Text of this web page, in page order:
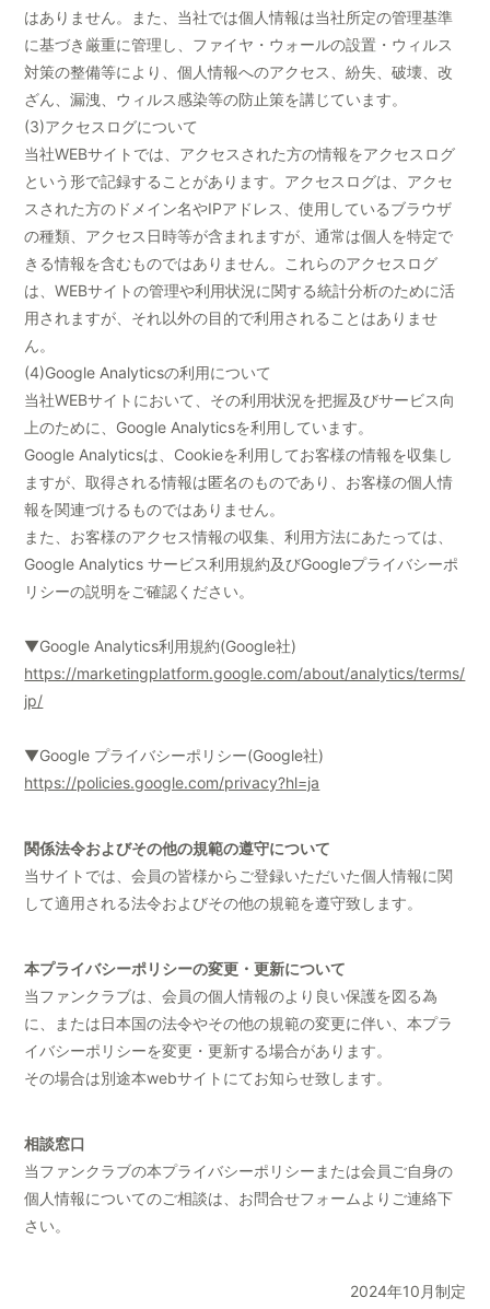
はありません。また、当社では個人情報は当社所定の管理基準
に基づき厳重に管理し、ファイヤ・ウォールの設置・ウィルス
対策の整備等により、個人情報へのアクセス、紛失、破壊、改
ざん、漏洩、ウィルス感染等の防止策を講じています。
(3)アクセスログについて
当社WEBサイトでは、アクセスされた方の情報をアクセスログ
という形で記録することがあります。アクセスログは、アクセ
スされた方のドメイン名やIPアドレス、使用しているブラウザ
の種類、アクセス日時等が含まれますが、通常は個人を特定で
きる情報を含むものではありません。これらのアクセスログ
は、WEBサイトの管理や利用状況に関する統計分析のために活
用されますが、それ以外の目的で利用されることはありませ
ん。
(4)Google Analyticsの利用について
当社WEBサイトにおいて、その利用状況を把握及びサービス向
上のために、Google Analyticsを利用しています。
Google Analyticsは、Cookieを利用してお客様の情報を収集し
ますが、取得される情報は匿名のものであり、お客様の個人情
報を関連づけるものではありません。
また、お客様のアクセス情報の収集、利用方法にあたっては、
Google Analytics サービス利用規約及びGoogleプライバシーポ
リシーの説明をご確認ください。
▼Google Analytics利用規約(Google社)
https://marketingplatform.google.com/about/analytics/terms/
jp/
▼Google プライバシーポリシー(Google社)
https://policies.google.com/privacy?hl=ja
関係法令およびその他の規範の遵守について
当サイトでは、会員の皆様からご登録いただいた個人情報に関
して適用される法令およびその他の規範を遵守致します。
本プライバシーポリシーの変更・更新について
当ファンクラブは、会員の個人情報のより良い保護を図る為
に、または日本国の法令やその他の規範の変更に伴い、本プラ
イバシーポリシーを変更・更新する場合があります。
その場合は別途本webサイトにてお知らせ致します。
相談窓口
当ファンクラブの本プライバシーポリシーまたは会員ご自身の
個人情報についてのご相談は、お問合せフォームよりご連絡下
さい。
2024年10月制定